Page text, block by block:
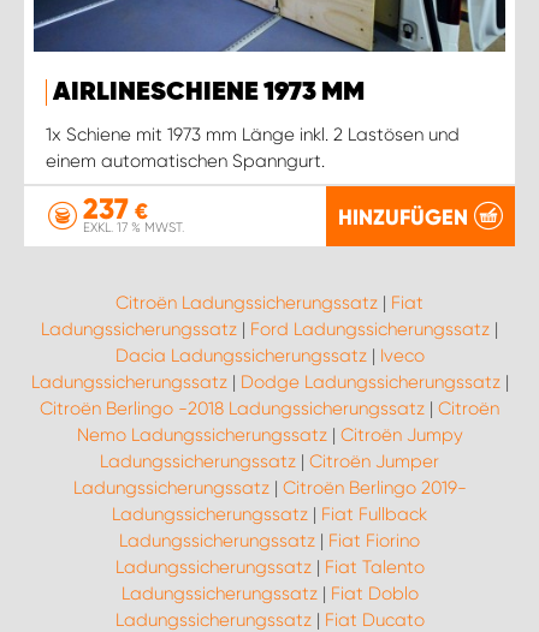
AIRLINESCHIENE 1973 MM
1x Schiene mit 1973 mm Länge inkl. 2 Lastösen und
einem automatischen Spanngurt.
237 €
EXKL. 17 % MWST. HINZUFÜGEN
Citroën Ladungssicherungssatz | Fiat
Ladungssicherungssatz | Ford Ladungssicherungssatz |
Dacia Ladungssicherungssatz| Iveco
Ladungssicherungssatz| Dodge Ladungssicherungssatz|
Citroën Berlingo -2018 Ladungssicherungssatz | Citroën
Nemo Ladungssicherungssatz| Citroën Jumpy
Ladungssicherungssatz | Citroën Jumper
Ladungssicherungssatz| Citroën Berlingo 2019-
Ladungssicherungssatz | Fiat Fullback
Ladungssicherungssatz | Fiat Fiorino
Ladungssicherungssatz| Fiat Talento
Ladungssicherungssatz| Fiat Doblo
Ladungssicherungssatz| Fiat Ducato